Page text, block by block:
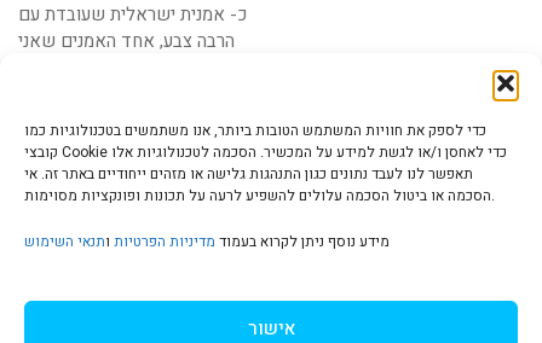
כדי לספק את חוויות המשתמש הטובות ביותר, אנו משתמשים בטכנולוגיות כמו
קובצי Cookie כדי לאחסן ו/או לגשת למידע על המכשיר. הסכמה לטכנולוגיות אלו
תאפשר לנו לעבד נתונים כגון התנהגות גלישה או מזהים ייחודיים באתר זה. אי
הסכמה או ביטול הסכמה עלולים להשפיע לרעה על תכונות ופונקציות מסוימות.
מידע נוסף ניתן לקרוא בעמוד מדיניות הפרטיות ותנאי השימוש
אישור
כ- אמנית ישראלית שעובדת עם
הרבה צבע, אחד האמנים שאני
הצהרת נגישות | Accessibility